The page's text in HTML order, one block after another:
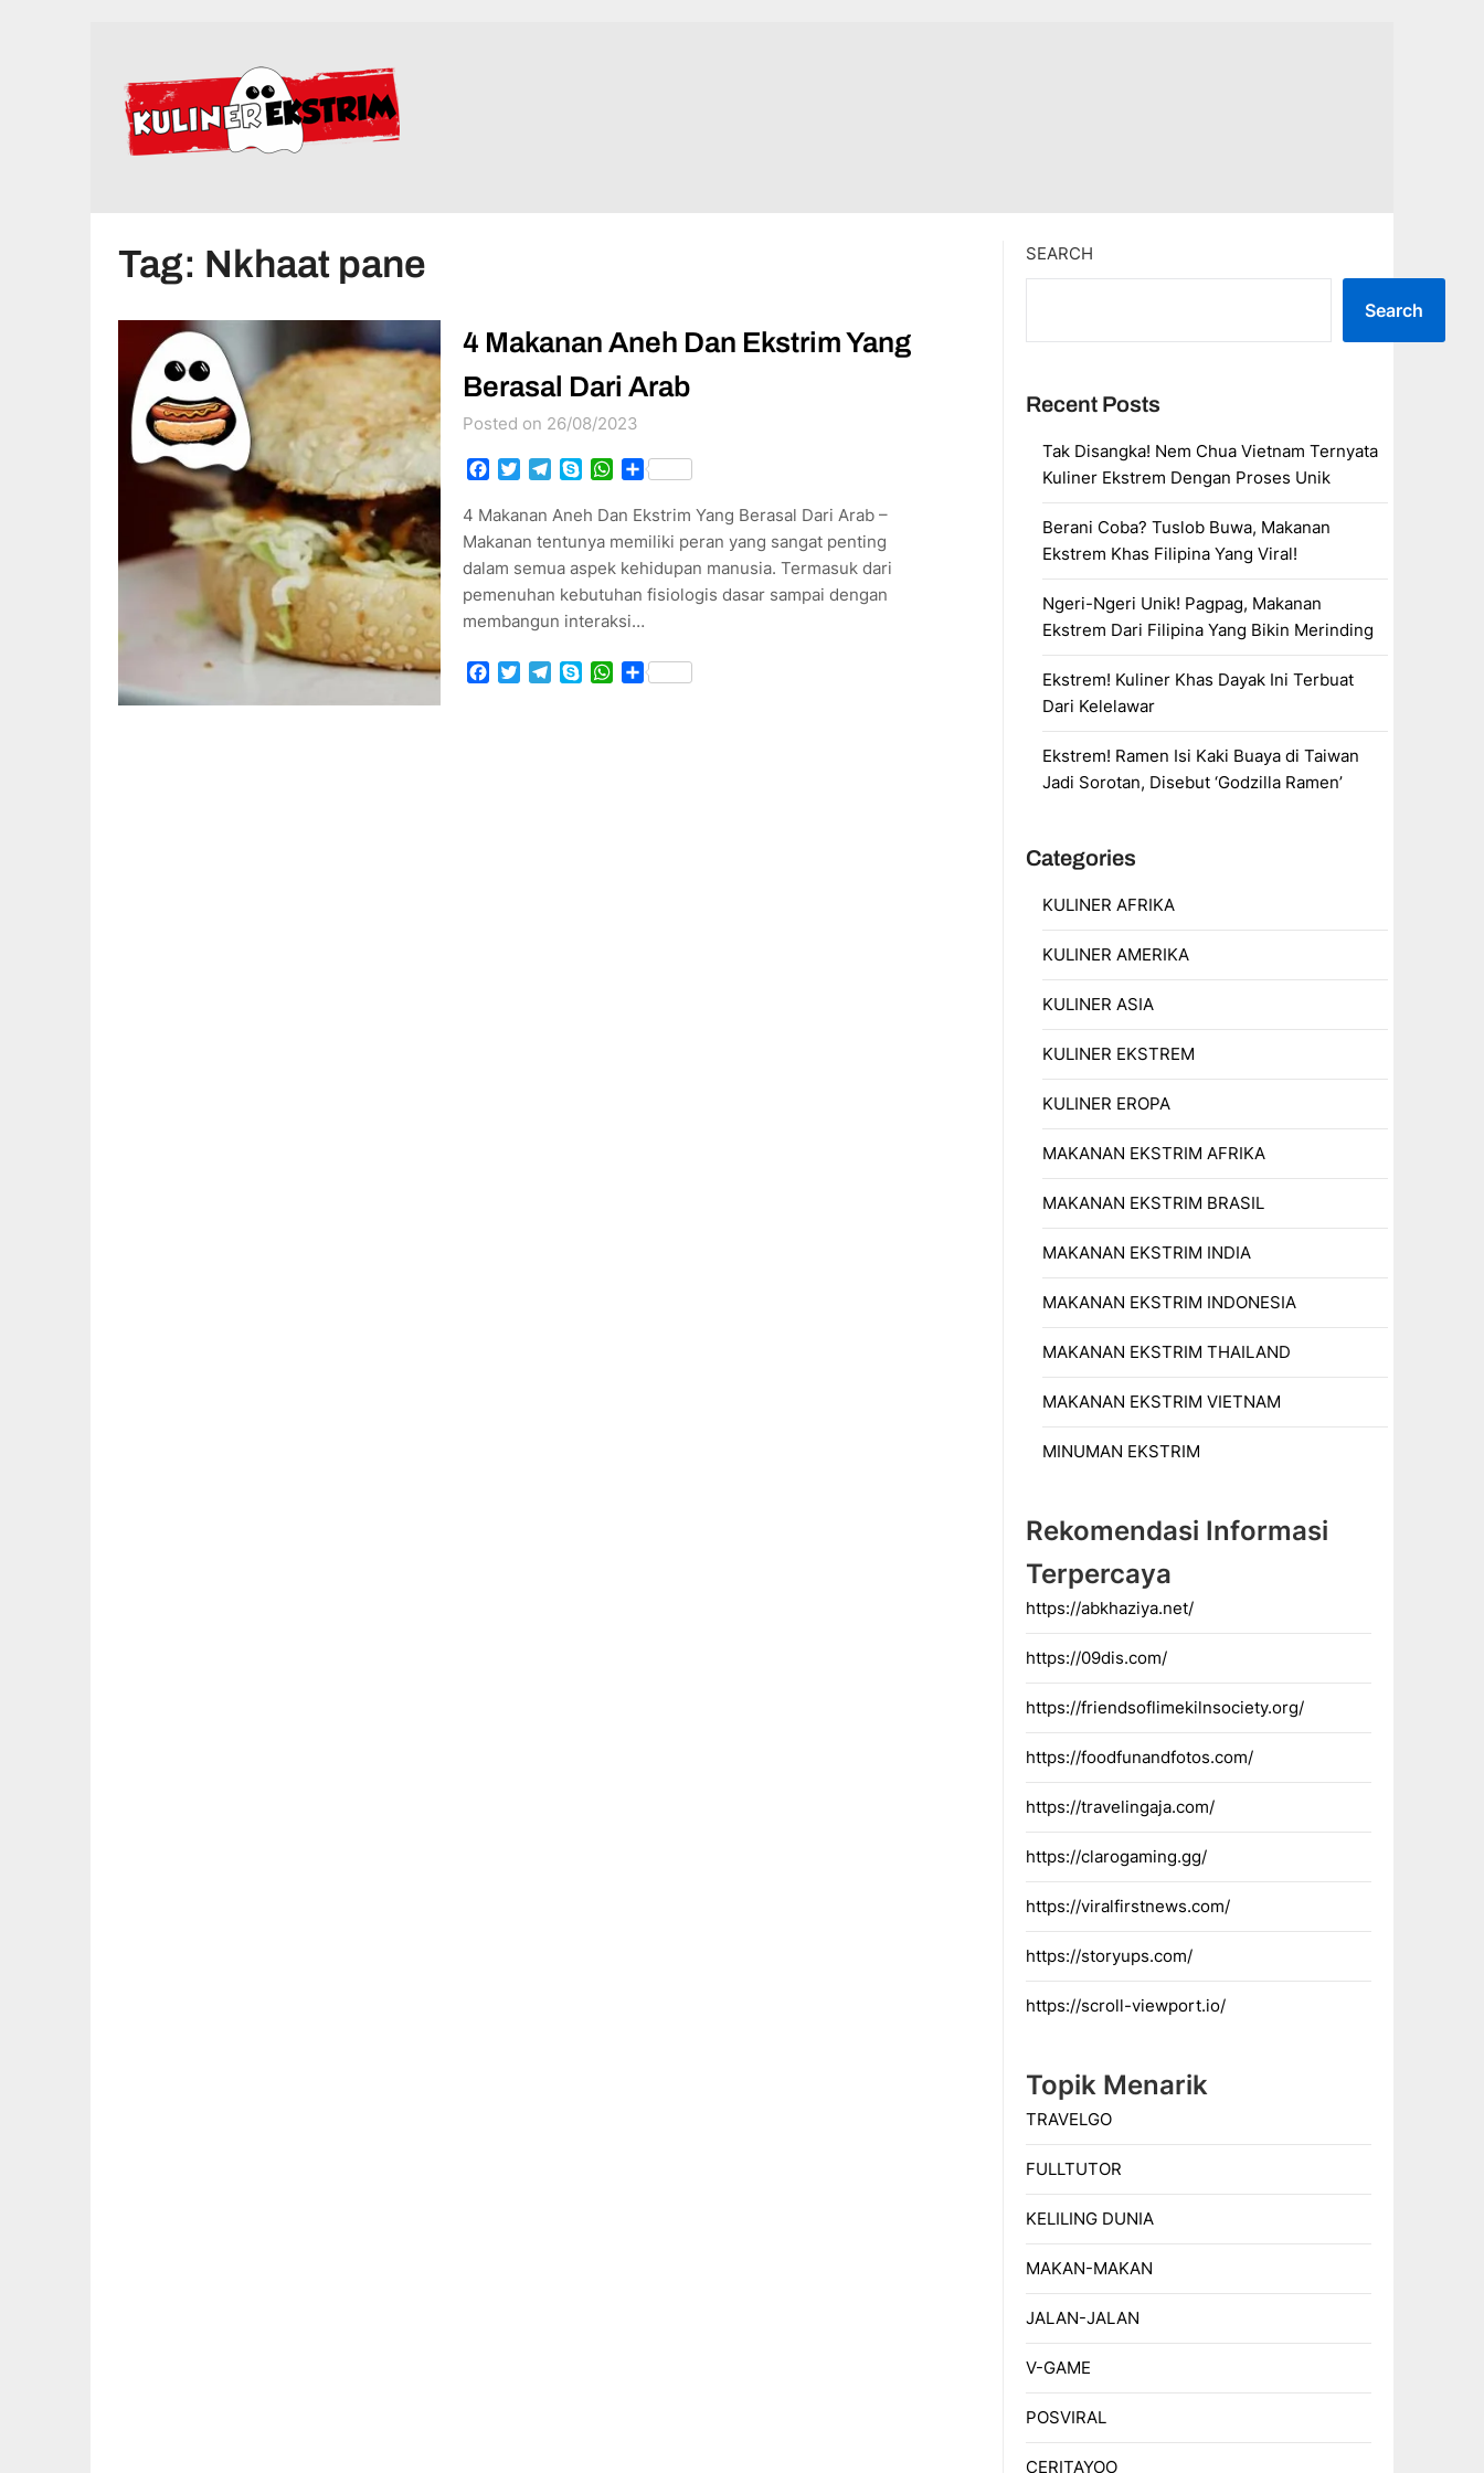
Tag: Nkhaat pane
4 Makanan Aneh Dan Ekstrim Yang
Berasal Dari Arab
Posted on 26/08/2023
Facebook
TwitterTelegram
SkypeWhatsApp
Share
4 Makanan Aneh Dan Ekstrim Yang Berasal Dari Arab –
Makanan tentunya memiliki peran yang sangat penting
dalam semua aspek kehidupan manusia. Termasuk dari
pemenuhan kebutuhan fisiologis dasar sampai dengan
membangun interaksi…
Facebook
TwitterTelegram
SkypeWhatsApp
Share
SEARCH
Search
Recent Posts
Tak Disangka! Nem Chua Vietnam Ternyata
Kuliner Ekstrem Dengan Proses Unik
Berani Coba? Tuslob Buwa, Makanan
Ekstrem Khas Filipina Yang Viral!
Ngeri-Ngeri Unik! Pagpag, Makanan
Ekstrem Dari Filipina Yang Bikin Merinding
Ekstrem! Kuliner Khas Dayak Ini Terbuat
Dari Kelelawar
Ekstrem! Ramen Isi Kaki Buaya di Taiwan
Jadi Sorotan, Disebut ‘Godzilla Ramen’
Categories
KULINER AFRIKA
KULINER AMERIKA
KULINER ASIA
KULINER EKSTREM
KULINER EROPA
MAKANAN EKSTRIM AFRIKA
MAKANAN EKSTRIM BRASIL
MAKANAN EKSTRIM INDIA
MAKANAN EKSTRIM INDONESIA
MAKANAN EKSTRIM THAILAND
MAKANAN EKSTRIM VIETNAM
MINUMAN EKSTRIM
Rekomendasi Informasi
Terpercaya
https://abkhaziya.net/
https://09dis.com/
https://friendsoflimekilnsociety.org/
https://foodfunandfotos.com/
https://travelingaja.com/
https://clarogaming.gg/
https://viralfirstnews.com/
https://storyups.com/
https://scroll-viewport.io/
Topik Menarik
TRAVELGO
FULLTUTOR
KELILING DUNIA
MAKAN-MAKAN
JALAN-JALAN
V-GAME
POSVIRAL
CERITAYOO